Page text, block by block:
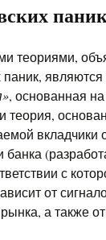
теориями,
являются
, основанная
теория,
вкладчики
банка
с
от
а также